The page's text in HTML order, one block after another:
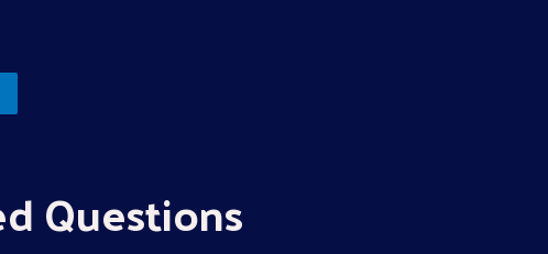
Questions